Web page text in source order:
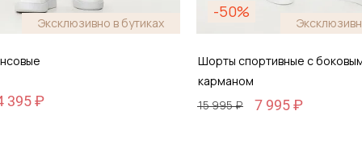
Эксклюзивно в бутиках
395 ₽
-50%
Шорты спортивные с
карманом
15 995 ₽
7 995 ₽